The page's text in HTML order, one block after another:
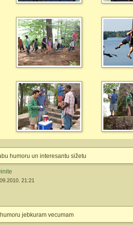
humoru un interesantu sižetu
21:21
jebkuram vecumam